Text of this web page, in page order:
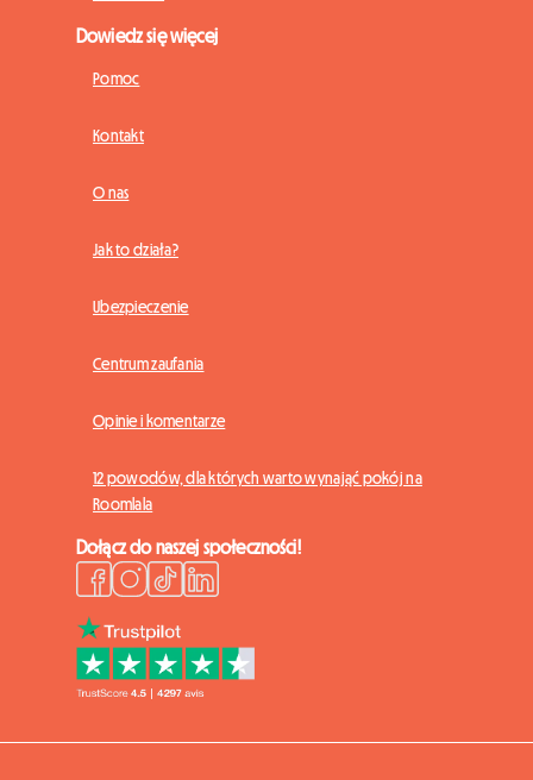
Dowiedz się więcej
Pomoc
Kontakt
O nas
Jak to działa?
Ubezpieczenie
Centrum zaufania
Opinie i komentarze
12 powodów, dla których warto wynająć pokój na
Roomlala
Dołącz do naszej społeczności!